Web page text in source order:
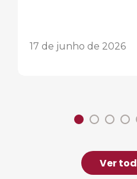
17 de junho de 2026
Ver